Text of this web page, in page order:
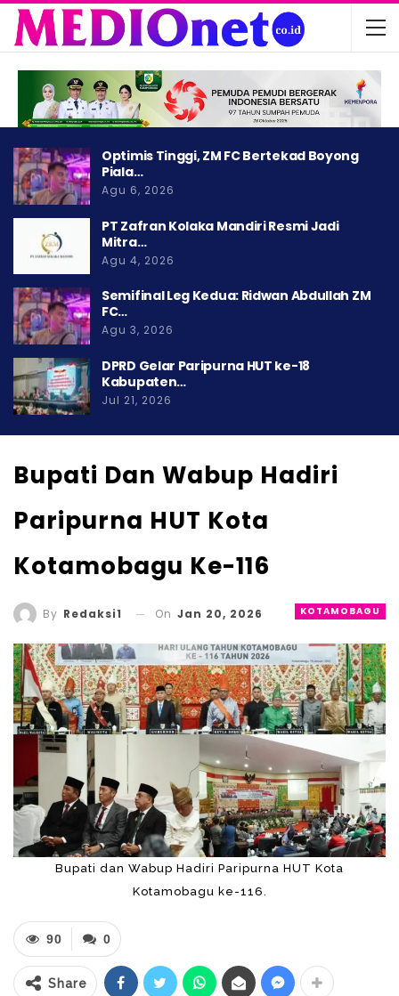
Optimis Tinggi, ZM FC Bertekad Boyong
Piala…
Agu 6, 2026
PT Zafran Kolaka Mandiri Resmi Jadi
Mitra…
Agu 4, 2026
Semifinal Leg Kedua: Ridwan Abdullah ZM
FC…
Agu 3, 2026
DPRD Gelar Paripurna HUT ke-18
Kabupaten…
Jul 21, 2026
Bupati Dan Wabup Hadiri
Paripurna HUT Kota
Kotamobagu Ke-116
KOTAMOBAGU
By Redaksi1 On Jan 20, 2026
Bupati dan Wabup Hadiri Paripurna HUT Kota
Kotamobagu ke-116.
0
90
Share